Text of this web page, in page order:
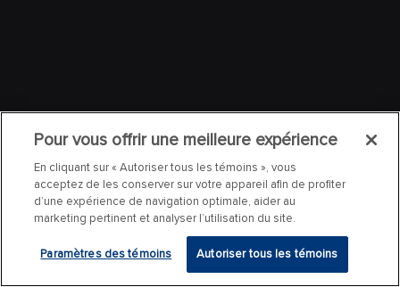
Pour vous offrir une meilleure expérience
En cliquant sur « Autoriser tous les témoins », vous
acceptez de les conserver sur votre appareil afin de profiter
d’une expérience de navigation optimale, aider au
marketing pertinent et analyser l’utilisation du site.
Paramètres des témoins Autoriser tous les témoins